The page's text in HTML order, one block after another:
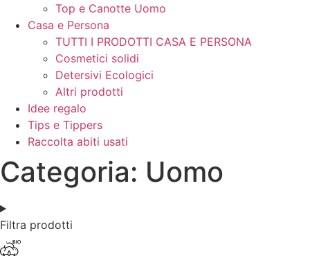
Top e Canotte Uomo
Casa e Persona
TUTTI I PRODOTTI CASA E PERSONA
Cosmetici solidi
Detersivi Ecologici
Altri prodotti
Idee regalo
Tips e Tippers
Raccolta abiti usati
Categoria: Uomo
Filtra prodotti